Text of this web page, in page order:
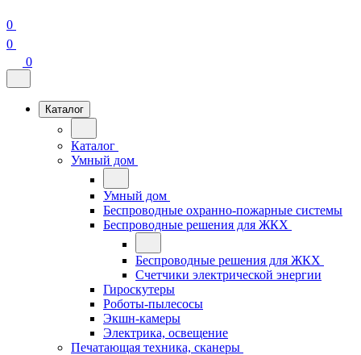
0
0
0
Каталог
Каталог
Умный дом
Умный дом
Беспроводные охранно-пожарные системы
Беспроводные решения для ЖКХ
Беспроводные решения для ЖКХ
Счетчики электрической энергии
Гироскутеры
Роботы-пылесосы
Экшн-камеры
Электрика, освещение
Печатающая техника, сканеры